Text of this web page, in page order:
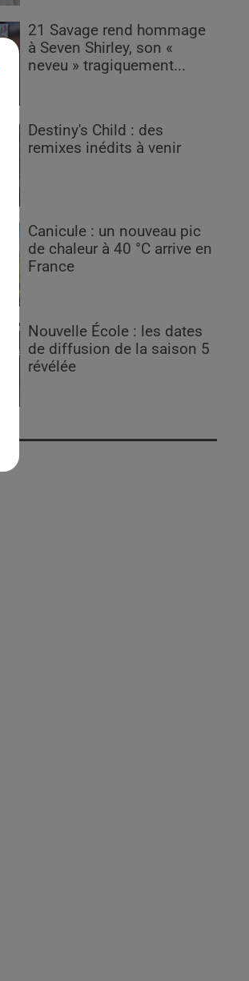
21 Savage rend hommage
à Seven Shirley, son «
neveu » tragiquement...
Destiny's Child : des
remixes inédits à venir
Canicule : un nouveau pic
de chaleur à 40 °C arrive en
France
Nouvelle École : les dates
de diffusion de la saison 5
révélée